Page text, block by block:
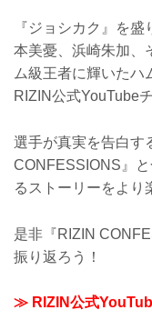
『ジョシカク』を
本美憂、浜崎朱加、
ム級王者に輝いたハ
RIZIN公式YouTube
選手が真実を告白す
CONFESSIONS』
るストーリーをより
是非『RIZIN
振り返ろう！
≫ RIZIN公式